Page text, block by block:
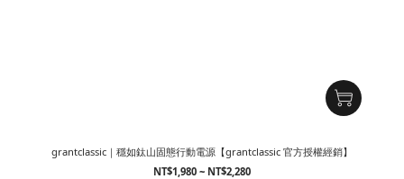
grantclassic｜穩如鈦山固態行動電源【grantclassic 官方授權經銷】
NT$1,980 ~ NT$2,280